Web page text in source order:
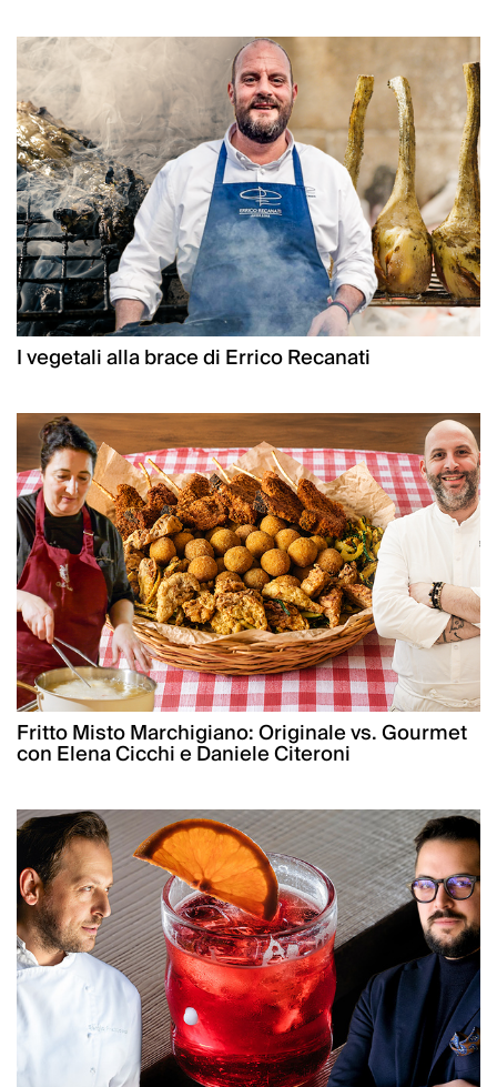
I vegetali alla brace di Errico Recanati
Fritto Misto Marchigiano: Originale vs. Gourmet
con Elena Cicchi e Daniele Citeroni